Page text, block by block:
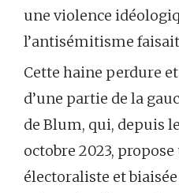
une violence
l’antisémitisme
Cette haine perdure
d’une partie de la
de Blum, qui, depuis
octobre 2023,
électoraliste et